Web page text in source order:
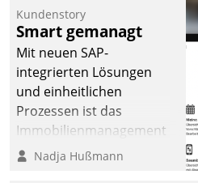
Kundenstory
Smart gemanagt
Mit neuen SAP-
integrierten Lösungen
und einheitlichen
Prozessen ist das
Immobilienmanagement
der Bayerischen
Nadja Hußmann